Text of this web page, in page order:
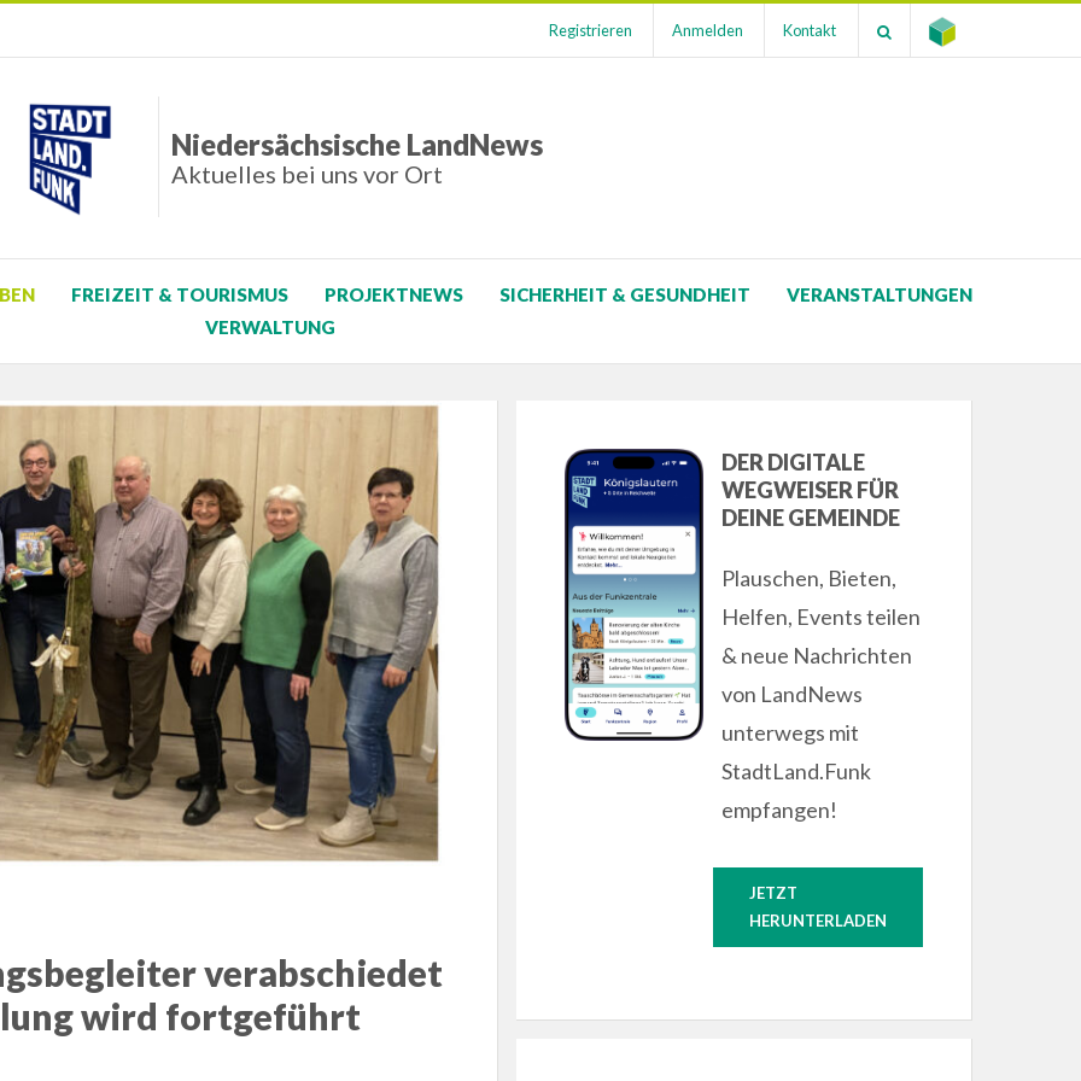
Registrieren Anmelden Kontakt
Niedersächsische LandNews
Aktuelles bei uns vor Ort
FREIZEIT & TOURISMUS PROJEKTNEWS SICHERHEIT & GESUNDHEIT
VERANSTALTUNGEN
VERWALTUNG
verabschiedet
wird fortgeführt
DER DIGITALE
WEGWEISER FÜR
DEINE GEMEINDE
Plauschen, Bieten,
Helfen, Events teilen
& neue Nachrichten
von LandNews
unterwegs mit
StadtLand.Funk
empfangen!
JETZT
HERUNTERLADEN